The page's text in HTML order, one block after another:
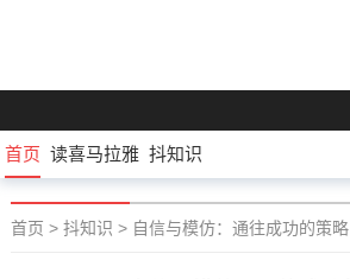
首页 读喜马拉雅 抖知识
首页 > 抖知识 > 自信与模仿：通往成功的策略